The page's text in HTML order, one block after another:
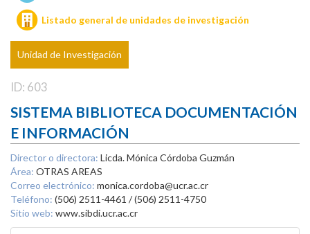
Listado general de unidades de investigación
Unidad de Investigación
ID: 603
SISTEMA BIBLIOTECA DOCUMENTACIÓN
E INFORMACIÓN
Director o directora: Licda. Mónica Córdoba Guzmán
Área: OTRAS AREAS
Correo electrónico: monica.cordoba@ucr.ac.cr
Teléfono: (506) 2511-4461 / (506) 2511-4750
Sitio web: www.sibdi.ucr.ac.cr